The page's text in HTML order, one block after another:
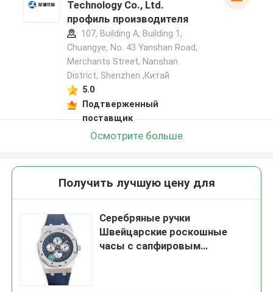
Technology Co., Ltd.
профиль производителя
107, Building A, Building 1,
Chuangye, No. 43 Yanshan Road,
Merchants Street, Nanshan
District, Shenzhen ,Китай
5.0
Подтверженный
поставщик
Осмотрите больше
Получить лучшую цену для
Серебряные ручки
Швейцарские роскошные
часы с сапфировым